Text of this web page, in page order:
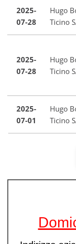
2025-
07-28
Hugo
Ticino
2025-
07-28
Hugo
Ticino
2025-
07-01
Hugo
Ticino